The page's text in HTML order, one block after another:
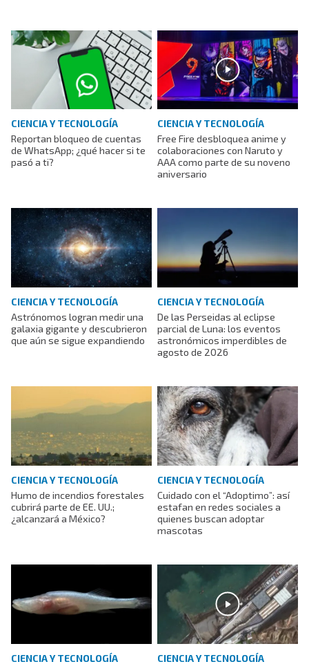
CIENCIA Y TECNOLOGÍA
Reportan bloqueo de cuentas
de WhatsApp; ¿qué hacer si te
pasó a ti?
CIENCIA Y TECNOLOGÍA
Free Fire desbloquea anime y
colaboraciones con Naruto y
AAA como parte de su noveno
aniversario
CIENCIA Y TECNOLOGÍA
Astrónomos logran medir una
galaxia gigante y descubrieron
que aún se sigue expandiendo
CIENCIA Y TECNOLOGÍA
De las Perseidas al eclipse
parcial de Luna: los eventos
astronómicos imperdibles de
agosto de 2026
CIENCIA Y TECNOLOGÍA
Humo de incendios forestales
cubrirá parte de EE. UU.;
¿alcanzará a México?
CIENCIA Y TECNOLOGÍA
Cuidado con el “Adoptimo”: así
estafan en redes sociales a
quienes buscan adoptar
mascotas
CIENCIA Y TECNOLOGÍA CIENCIA Y TECNOLOGÍA